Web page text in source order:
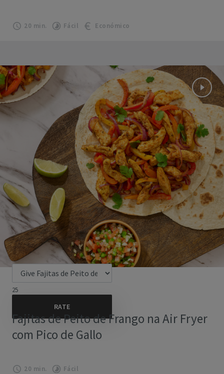
20 min. Fácil Económico
25
Fajitas de Peito de Frango na Air Fryer
com Pico de Gallo
20 min. Fácil